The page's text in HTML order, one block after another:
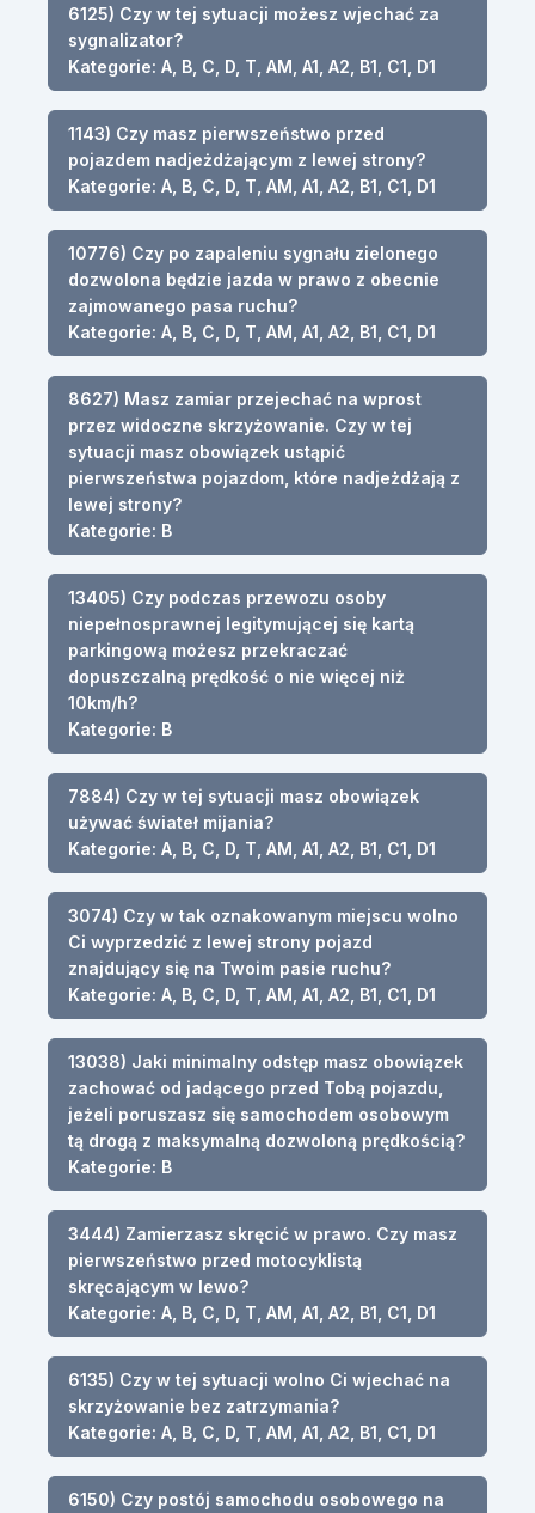
6125) Czy w tej sytuacji możesz wjechać za
sygnalizator?
Kategorie: A, B, C, D, T, AM, A1, A2, B1, C1, D1
1143) Czy masz pierwszeństwo przed
pojazdem nadjeżdżającym z lewej strony?
Kategorie: A, B, C, D, T, AM, A1, A2, B1, C1, D1
10776) Czy po zapaleniu sygnału zielonego
dozwolona będzie jazda w prawo z obecnie
zajmowanego pasa ruchu?
Kategorie: A, B, C, D, T, AM, A1, A2, B1, C1, D1
8627) Masz zamiar przejechać na wprost
przez widoczne skrzyżowanie. Czy w tej
sytuacji masz obowiązek ustąpić
pierwszeństwa pojazdom, które nadjeżdżają z
lewej strony?
Kategorie: B
13405) Czy podczas przewozu osoby
niepełnosprawnej legitymującej się kartą
parkingową możesz przekraczać
dopuszczalną prędkość o nie więcej niż
10km/h?
Kategorie: B
7884) Czy w tej sytuacji masz obowiązek
używać świateł mijania?
Kategorie: A, B, C, D, T, AM, A1, A2, B1, C1, D1
3074) Czy w tak oznakowanym miejscu wolno
Ci wyprzedzić z lewej strony pojazd
znajdujący się na Twoim pasie ruchu?
Kategorie: A, B, C, D, T, AM, A1, A2, B1, C1, D1
13038) Jaki minimalny odstęp masz obowiązek
zachować od jadącego przed Tobą pojazdu,
jeżeli poruszasz się samochodem osobowym
tą drogą z maksymalną dozwoloną prędkością?
Kategorie: B
3444) Zamierzasz skręcić w prawo. Czy masz
pierwszeństwo przed motocyklistą
skręcającym w lewo?
Kategorie: A, B, C, D, T, AM, A1, A2, B1, C1, D1
6135) Czy w tej sytuacji wolno Ci wjechać na
skrzyżowanie bez zatrzymania?
Kategorie: A, B, C, D, T, AM, A1, A2, B1, C1, D1
6150) Czy postój samochodu osobowego na